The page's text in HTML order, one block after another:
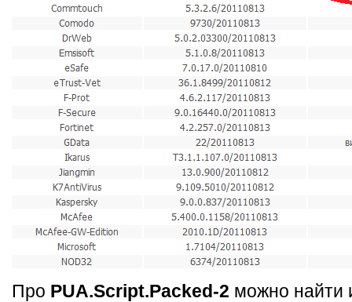
Про PUA.Script.Packed-2 можно